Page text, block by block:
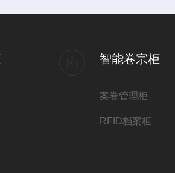
智能卷宗柜
案卷管理柜
RFID档案柜